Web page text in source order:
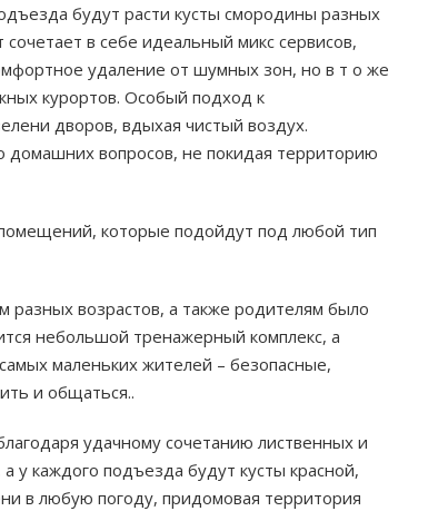
будут расти кусты смородины разных
в себе идеальный микс сервисов,
удаление от шумных зон, но в т о же
курортов. Особый подход к
дворов, вдыхая чистый воздух.
домашних вопросов, не покидая территорию
которые подойдут под любой тип
разных возрастов, а также родителям было
небольшой тренажерный комплекс, а
маленьких жителей – безопасные,
и общаться..
удачному сочетанию лиственных и
у каждого подъезда будут кусты красной,
в любую погоду, придомовая территория